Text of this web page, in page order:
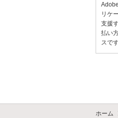
リケ
支援
払い
スです
ホーム